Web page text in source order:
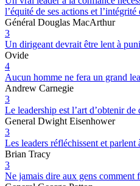
l’équité de ses actions et
Général Douglas MacArthur
3
Un dirigeant devrait être lent à
Ovide
4
Aucun homme ne fera un grand
Andrew Carnegie
3
Le leadership est l’art d’obtenir
General Dwight Eisenhower
3
Les leaders réfléchissent et
Brian Tracy
3
Ne jamais dire aux gens comment